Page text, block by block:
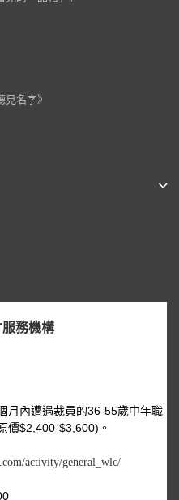
名字》
務機構
月內遭遇裁員的36-55歲中年職
價$2,400-$3,600)。
activity/general_wlc/